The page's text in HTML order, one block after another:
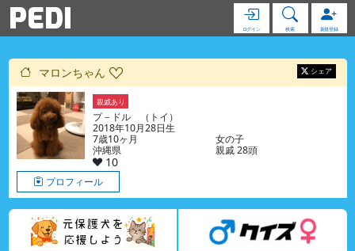
PEDI ログイン 検索 新規登録
マロンちゃん シェア
親戚あり
プ－ドル （トイ）
2018年10月28日生
7歳10ヶ月
女の子
沖縄県
親戚 28頭
10
プロフィール